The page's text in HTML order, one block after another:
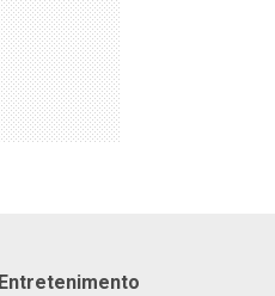
Entretenimento